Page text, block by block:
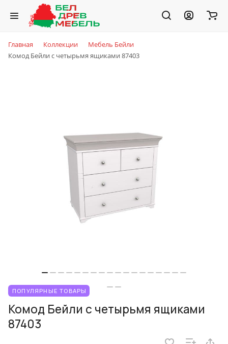
Главная Коллекции
Мебель Бейли
Комод Бейли с четырьмя ящиками 87403
ПОПУЛЯРНЫЕ ТОВАРЫ
Комод Бейли с четырьмя ящиками
87403